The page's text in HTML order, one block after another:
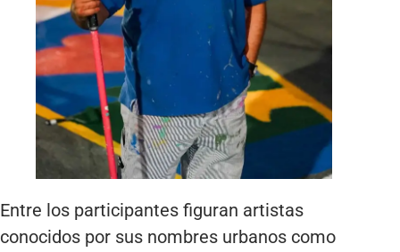
Entre los participantes figuran artistas
conocidos por sus nombres urbanos como